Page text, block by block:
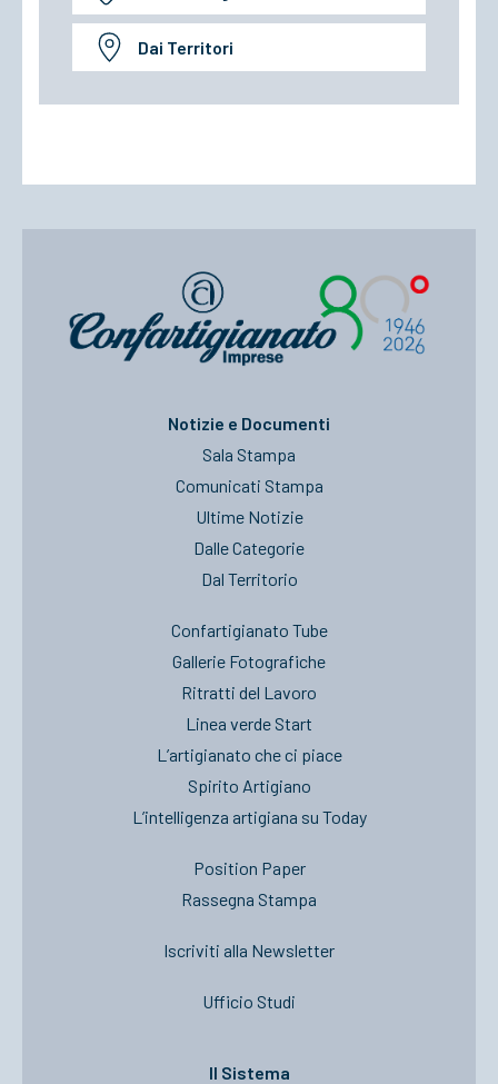
Dai Territori
Notizie e Documenti
Sala Stampa
Comunicati Stampa
Ultime Notizie
Dalle Categorie
Dal Territorio
Confartigianato Tube
Gallerie Fotografiche
Ritratti del Lavoro
Linea verde Start
L’artigianato che ci piace
Spirito Artigiano
L’intelligenza artigiana su Today
Position Paper
Rassegna Stampa
Iscriviti alla Newsletter
Ufficio Studi
Il Sistema